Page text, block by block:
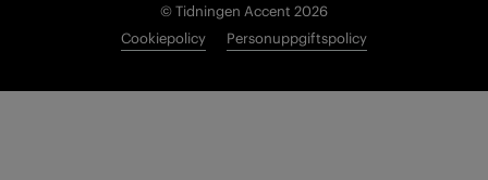
© Tidningen Accent 2026
Cookiepolicy
Personuppgiftspolicy